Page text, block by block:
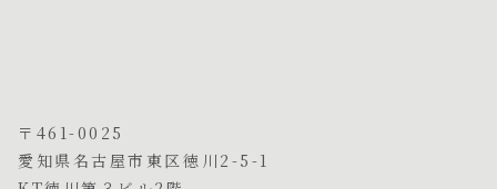
〒461-0025
愛知県名古屋市東区徳川2-5-1